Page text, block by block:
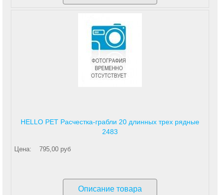
HELLO PET Расчестка-грабли 20 длинных трех рядные
2483
Цена: 795,00 руб
Описание товара